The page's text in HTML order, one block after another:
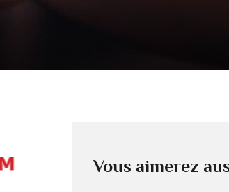
Vous aimerez